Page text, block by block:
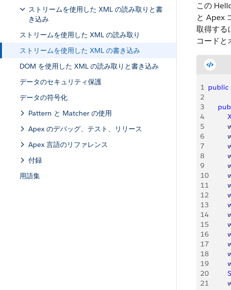
ストリームを使用した XML の読み取りと書
き込み
ストリームを使用した XML の読み取り
ストリームを使用した XML の書き込み
DOM を使用した XML の読み取りと書き込み
データのセキュリティ保護
データの符号化
Pattern と Matcher の使用
Apex のデバッグ、テスト、リリース
Apex 言語のリファレンス
付録
用語集
この
と Apex
取得する
コードと
1 public
2
3
4
5
6
7
8
9
10
11
12
13
14
15
16
17
18
19
20
21